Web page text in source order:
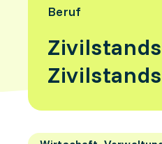
Beruf